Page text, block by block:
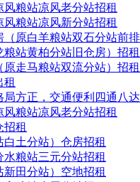
粮站凉风老分站招租
粮站凉风新分站招租
原白羊粮站双石分站前
站黄柏分站旧仓房）招租
走马粮站双流分站）招租
租
方正，交通便利四通八达
粮站凉风老分站招租
招租
土分站）仓房招租
粮站三元分站招租
田分站）空地招租